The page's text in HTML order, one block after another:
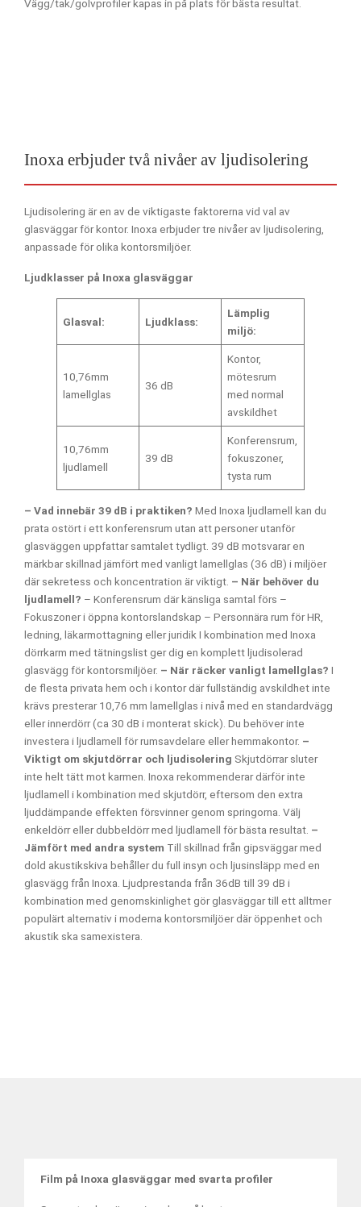
Vägg/tak/golvprofiler kapas in på plats för bästa resultat.
Inoxa erbjuder två nivåer av ljudisolering
Ljudisolering är en av de viktigaste faktorerna vid val av
glasväggar för kontor. Inoxa erbjuder tre nivåer av ljudisolering,
anpassade för olika kontorsmiljöer.
Ljudklasser på Inoxa glasväggar
Glasval: Ljudklass:
Lämplig
miljö:
10,76mm
lamellglas
36 dB
Kontor,
mötesrum
med normal
avskildhet
10,76mm
ljudlamell
39 dB
Konferensrum,
fokuszoner,
tysta rum
– Vad innebär 39 dB i praktiken? Med Inoxa ljudlamell kan du
prata ostört i ett konferensrum utan att personer utanför
glasväggen uppfattar samtalet tydligt. 39 dB motsvarar en
märkbar skillnad jämfört med vanligt lamellglas (36 dB) i miljöer
där sekretess och koncentration är viktigt. – När behöver du
ljudlamell? – Konferensrum där känsliga samtal förs –
Fokuszoner i öppna kontorslandskap – Personnära rum för HR,
ledning, läkarmottagning eller juridik I kombination med Inoxa
dörrkarm med tätningslist ger dig en komplett ljudisolerad
glasvägg för kontorsmiljöer. – När räcker vanligt lamellglas? I
de flesta privata hem och i kontor där fullständig avskildhet inte
krävs presterar 10,76 mm lamellglas i nivå med en standardvägg
eller innerdörr (ca 30 dB i monterat skick). Du behöver inte
investera i ljudlamell för rumsavdelare eller hemmakontor. –
Viktigt om skjutdörrar och ljudisolering Skjutdörrar sluter
inte helt tätt mot karmen. Inoxa rekommenderar därför inte
ljudlamell i kombination med skjutdörr, eftersom den extra
ljuddämpande effekten försvinner genom springorna. Välj
enkeldörr eller dubbeldörr med ljudlamell för bästa resultat. –
Jämfört med andra system Till skillnad från gipsväggar med
dold akustikskiva behåller du full insyn och ljusinsläpp med en
glasvägg från Inoxa. Ljudprestanda från 36dB till 39 dB i
kombination med genomskinlighet gör glasväggar till ett alltmer
populärt alternativ i moderna kontorsmiljöer där öppenhet och
akustik ska samexistera.
Film på Inoxa glasväggar med svarta profiler